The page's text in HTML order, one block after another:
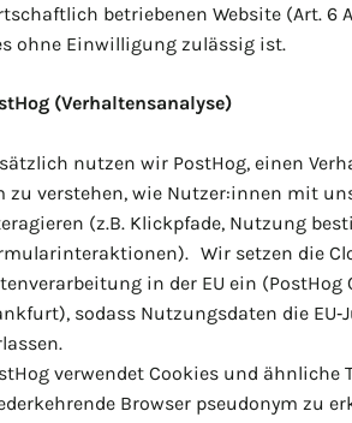
betriebenen Website (Art. 6
ohne Einwilligung zulässig ist.
(Verhaltensanalyse)
nutzen wir PostHog, einen
zu verstehen, wie Nutzer:innen mit
(z.B. Klickpfade, Nutzung
Wir setzen die
in der EU ein (PostHog
sodass Nutzungsdaten die
verwendet Cookies und ähnliche
Browser pseudonym zu